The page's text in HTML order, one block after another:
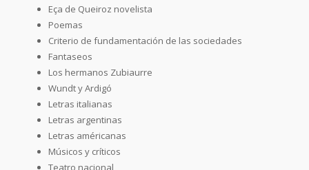
Eça de Queiroz novelista
Poemas
Criterio de fundamentación de las sociedades
Fantaseos
Los hermanos Zubiaurre
Wundt y Ardigó
Letras italianas
Letras argentinas
Letras américanas
Músicos y críticos
Teatro nacional